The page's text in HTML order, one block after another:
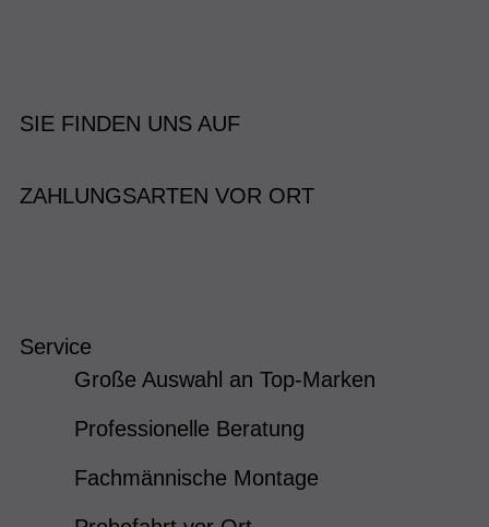
SIE FINDEN UNS AUF
ZAHLUNGSARTEN VOR ORT
Service
Große Auswahl an Top-Marken
Professionelle Beratung
Fachmännische Montage